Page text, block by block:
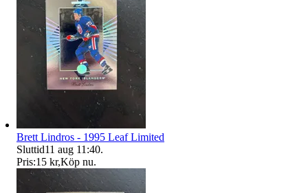
Brett Lindros - 1995 Leaf Limited
Sluttid11 aug 11:40.
Pris:15 kr,Köp nu.